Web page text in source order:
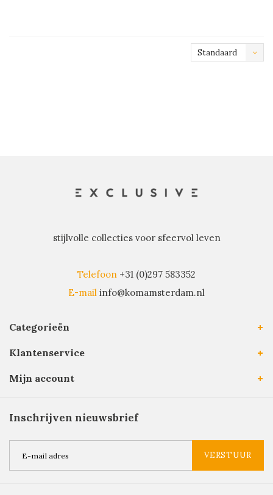
Standaard
stijlvolle collecties voor sfeervol leven
Telefoon +31 (0)297 583352
E-mail info@komamsterdam.nl
Categorieën
Klantenservice
Mijn account
Inschrijven nieuwsbrief
VERSTUUR